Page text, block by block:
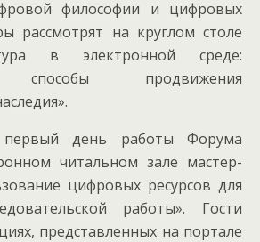
философии и цифровых
рассмотрят на круглом столе
в электронной среде:
способы продвижения
первый день работы Форума
читальном зале мастер-
цифровых ресурсов для
работы». Гости
представленных на портале